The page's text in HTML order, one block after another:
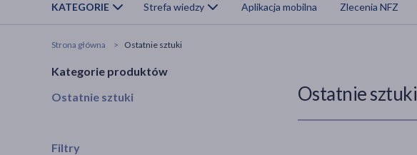
KATEGORIE Strefa wiedzy Aplikacja mobilna Zlecenia NFZ
Strona główna Ostatnie sztuki
Ostatnie sztuki
Kategorie produktów
Ostatnie sztuki
Filtry